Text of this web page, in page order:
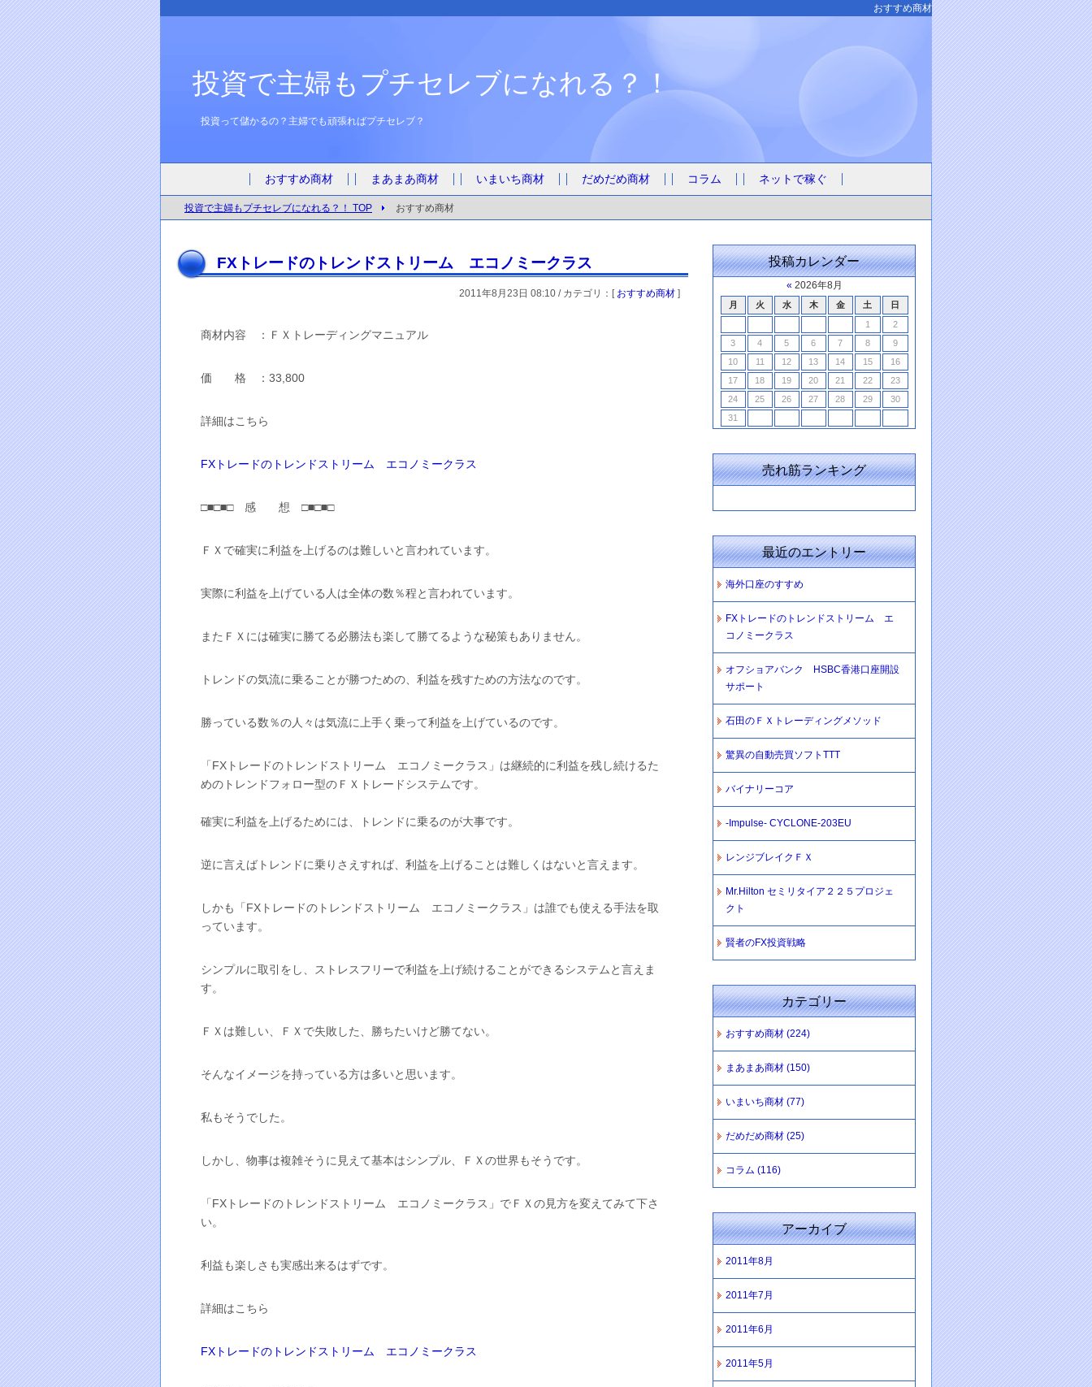
おすすめ商材
投資で主婦もプチセレブになれる？！
投資って儲かるの？主婦でも頑張ればプチセレブ？
おすすめ商材 まあまあ商材 いまいち商材 だめだめ商材 コラム ネットで稼ぐ
投資で主婦もプチセレブになれる？！ TOP おすすめ商材
FXトレードのトレンドストリーム エコノミークラス
2011年8月23日 08:10 / カテゴリ：[ おすすめ商材 ]
商材内容 ：ＦＸトレーディングマニュアル
価 格 ：33,800
詳細はこちら
FXトレードのトレンドストリーム エコノミークラス
□■□■□ 感 想 □■□■□
ＦＸで確実に利益を上げるのは難しいと言われています。
実際に利益を上げている人は全体の数％程と言われています。
またＦＸには確実に勝てる必勝法も楽して勝てるような秘策もありません。
トレンドの気流に乗ることが勝つための、利益を残すための方法なのです。
勝っている数％の人々は気流に上手く乗って利益を上げているのです。
「FXトレードのトレンドストリーム エコノミークラス」は継続的に利益を残し続けるた
めのトレンドフォロー型のＦＸトレードシステムです。
確実に利益を上げるためには、トレンドに乗るのが大事です。
逆に言えばトレンドに乗りさえすれば、利益を上げることは難しくはないと言えます。
しかも「FXトレードのトレンドストリーム エコノミークラス」は誰でも使える手法を取
っています。
シンプルに取引をし、ストレスフリーで利益を上げ続けることができるシステムと言えま
す。
ＦＸは難しい、ＦＸで失敗した、勝ちたいけど勝てない。
そんなイメージを持っている方は多いと思います。
私もそうでした。
しかし、物事は複雑そうに見えて基本はシンプル、ＦＸの世界もそうです。
「FXトレードのトレンドストリーム エコノミークラス」でＦＸの見方を変えてみて下さ
い。
利益も楽しさも実感出来るはずです。
詳細はこちら
FXトレードのトレンドストリーム エコノミークラス
投稿カレンダー
« 2026年8月
月 火 水 木 金 土
日
1
2
3
4 5 6 7 8
9
10
11 12 13 14 15
16
17
18 19 20 21 22
23
24
25 26 27 28 29
30
31
売れ筋ランキング
最近のエントリー
海外口座のすすめ
FXトレードのトレンドストリーム エ
コノミークラス
オフショアバンク HSBC香港口座開設
サポート
石田のＦＸトレーディングメソッド
驚異の自動売買ソフトTTT
バイナリーコア
-Impulse- CYCLONE-203EU
レンジブレイクＦＸ
Mr.Hilton セミリタイア２２５プロジェ
クト
賢者のFX投資戦略
カテゴリー
おすすめ商材 (224)
まあまあ商材 (150)
いまいち商材 (77)
だめだめ商材 (25)
コラム (116)
アーカイブ
2011年8月
2011年7月
2011年6月
2011年5月